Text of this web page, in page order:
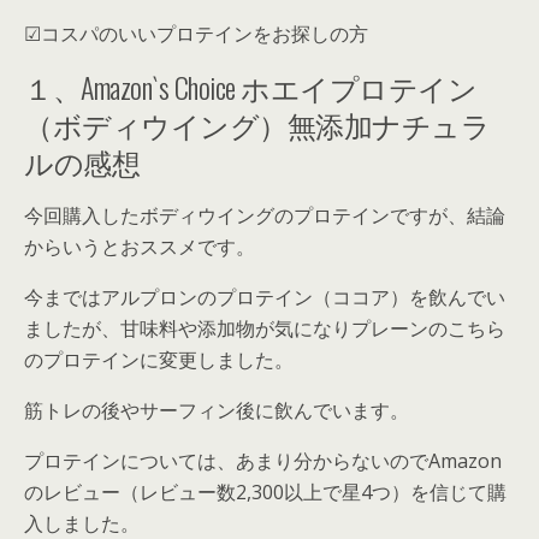
☑︎コスパのいいプロテインをお探しの方
１、Amazon`s Choice ホエイプロテイン
（ボディウイング）無添加ナチュラ
ルの感想
今回購入したボディウイングのプロテインですが、 結論
からいうとおススメです。
今まではアルプロンのプロテイン（ココア）を飲んでい
ましたが、甘味料や添加物が気になりプレーンのこちら
のプロテインに変更しました。
筋トレの後やサーフィン後に飲んでいます。
プロテインについては、あまり分からないのでAmazon
のレビュー（レビュー数2,300以上で星4つ）を信じて購
入しました。